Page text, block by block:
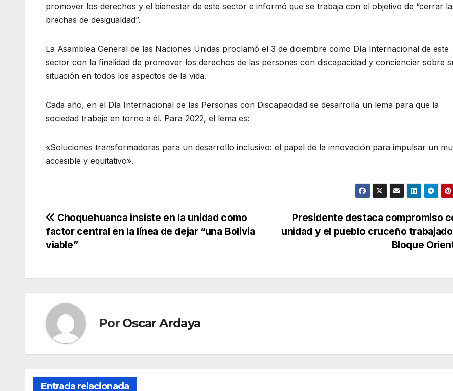
promover los derechos y el bienestar de este sector e informó que se trabaja con el objetivo de “cerrar
brechas de desigualdad”.
La Asamblea General de las Naciones Unidas proclamó el 3 de diciembre como Día Internacional de este
sector con la finalidad de promover los derechos de las personas con discapacidad y concienciar sobre
situación en todos los aspectos de la vida.
Cada año, en el Día Internacional de las Personas con Discapacidad se desarrolla un lema para que la
sociedad trabaje en torno a él. Para 2022, el lema es:
«Soluciones transformadoras para un desarrollo inclusivo: el papel de la innovación para impulsar un
accesible y equitativo».
Navegación
de
Presidente destaca compromiso
unidad y el pueblo cruceño
Bloque
Choquehuanca insiste en la unidad como
factor central en la línea de dejar “una Bolivia
viable”
Por Oscar Ardaya
Entrada relacionada